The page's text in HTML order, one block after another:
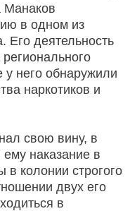
Манаков
в одном из
Его деятельность
него обнаружили
наркотиков и
свою вину, в
ему наказание в
колонии строгого
двух его
в